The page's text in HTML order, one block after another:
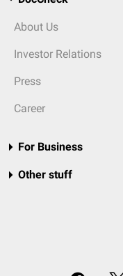
About Us
Investor Relations
Press
Career
For Business
Other stuff